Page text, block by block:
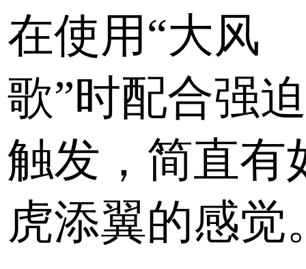
在使用“大风
歌”时配合强
触发，简直有
虎添翼的感觉